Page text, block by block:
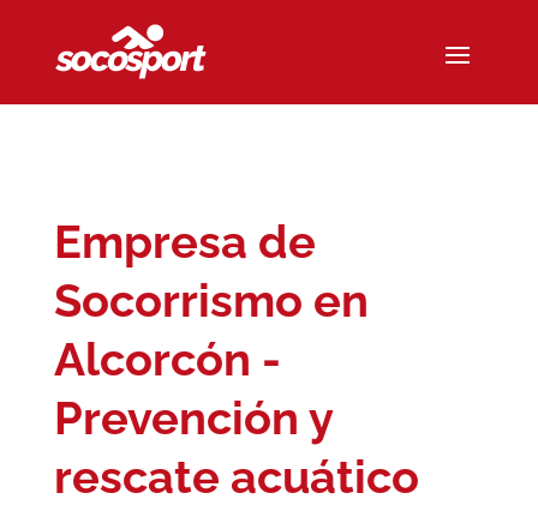
Empresa de
Socorrismo en
Alcorcón -
Prevención y
rescate acuático